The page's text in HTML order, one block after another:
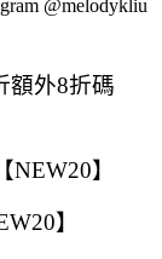
額外8折碼
NEW20】
】